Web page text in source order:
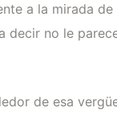
a la mirada
decir no le
de esa